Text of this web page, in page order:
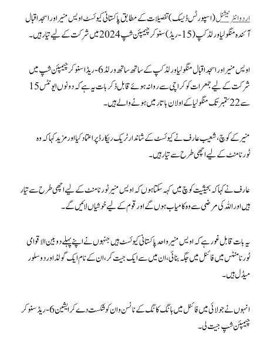
اردوانٹرنیشنل(اسپورٹس ڈیسک) تفصیلات کے مطابق پاکستانی کیوئسٹ اویس منیر اور اسجد اقبال
آئندہ منگولیا ورلڈ کپ (15-ریڈ) سنوکر چیمپئن شپ 2024 میں شرکت کے لیے تیار ہیں۔
اویس منیر اور اسجد اقبال منگولیا ورلڈ کپ کے ساتھ ساتھ ورلڈ 6-ریڈ اسنوکر چیمپئن شپ میں
شرکت کے لیے جمعرات کو کراچی سے روانہ ہوئے قابل ذکر بات یہ ہے کہ دونوں ایونٹس 15
سے 22 ستمبر تک منگولیا کے اولان باتار میں ہونے والے ہیں۔
منیر کے کوچ، شعیب عارف نے کیوئسٹ کے شاندار ٹریک ریکارڈ پر اعتماد کیا اور مزید کہا کہ وہ
ٹورنامنٹ کے لیے اچھی طرح سے تیار ہیں۔
عارف نے کہا کہ بحیثیت کوچ میں کہہ سکتا ہوں کہ اویس منیر ٹورنامنٹ کے لیے اچھی طرح سے تیار
ہیں اور اللہ کی مرضی سے وہ کامیاب ہوں گے اور قوم کے لیے خوشیاں لائیں گے۔
یہ بات قابل غور ہے کہ اویس منیر واحد پاکستانی کیوئسٹ ہیں جنہوں نے اپنے پہلے دو بین الاقوامی
ٹورنامنٹس میں فائنل میں جگہ بنائی، ان میں سے ایک جیت کر، ان کے نام ایک گولڈ اور دو سلور
میڈل ہیں۔
انہوں نے جولائی میں فائنل میں ہانگ کانگ کے نانسن وان کو شکست دے کر ایشین 6-ریڈ سنوکر
چیمپئن شپ جیت لی۔